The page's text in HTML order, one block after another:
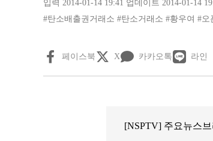
입력 2014-01-14 19:41 업데이트 2014-01-14
#탄소배출권거래소 #탄소거래소 #황우여 #오
페이스북 X 카카오톡 라인
[NSPTV] 주요뉴스